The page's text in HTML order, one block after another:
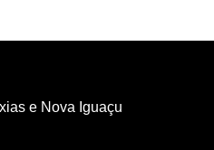
e Nova Iguaçu